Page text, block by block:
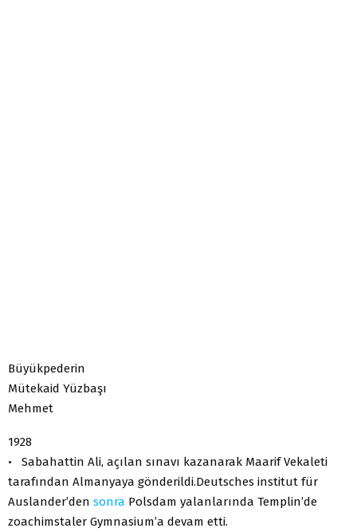
Büyükpederin
Mütekaid Yüzbaşı
Mehmet
1928
• Sabahattin Ali, açılan sınavı kazanarak Maarif Vekaleti
tarafından Almanyaya gönderildi.Deutsches institut für
Auslander’den sonra Polsdam yalanlarında Templin’de
zoachimstaler Gymnasium’a devam etti.